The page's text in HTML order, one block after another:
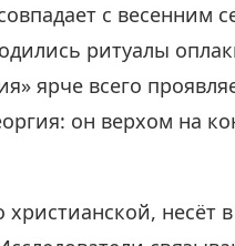
с весенним
ритуалы
ярче всего
он верхом на
несёт